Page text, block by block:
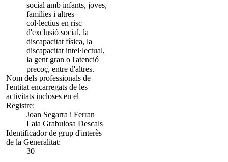
social amb infants, joves,
famílies i altres
col·lectius en risc
d'exclusió social, la
discapacitat física, la
discapacitat intel·lectual,
la gent gran o l'atenció
precoç, entre d'altres.
Nom dels professionals de
l'entitat encarregats de les
activitats incloses en el
Registre:
Joan Segarra i Ferran
Laia Grabulosa Descals
Identificador de grup d'interès
de la Generalitat:
30